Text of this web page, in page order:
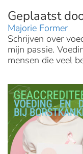
Majorie Former
Schrijven over
mijn passie.
mensen die veel